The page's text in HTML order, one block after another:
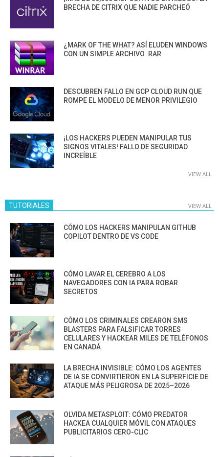
BRECHA DE CITRIX QUE NADIE PARCHEÓ
¿MARK OF THE WHAT? ASÍ ELUDEN WINDOWS
CON UN SIMPLE ARCHIVO .RAR
DESCUBREN FALLO EN GCP CLOUD RUN QUE
ROMPE EL MODELO DE MENOR PRIVILEGIO
¡LOS HACKERS PUEDEN MANIPULAR TUS
SIGNOS VITALES! FALLO DE SEGURIDAD
INCREÍBLE
VIEW ALL
TUTORIALES VIEW ALL
CÓMO LOS HACKERS MANIPULAN GITHUB
COPILOT DENTRO DE VS CODE
CÓMO LAVAR EL CEREBRO A LOS
NAVEGADORES CON IA PARA ROBAR
SECRETOS
CÓMO LOS CRIMINALES CREARON SMS
BLASTERS PARA FALSIFICAR TORRES
CELULARES Y HACKEAR MILES DE TELÉFONOS
EN CANADÁ
LA BRECHA INVISIBLE: CÓMO LOS AGENTES
DE IA SE CONVIRTIERON EN LA SUPERFICIE DE
ATAQUE MÁS PELIGROSA DE 2025–2026
OLVIDA METASPLOIT: CÓMO PREDATOR
HACKEA CUALQUIER MÓVIL CON ATAQUES
PUBLICITARIOS CERO-CLIC